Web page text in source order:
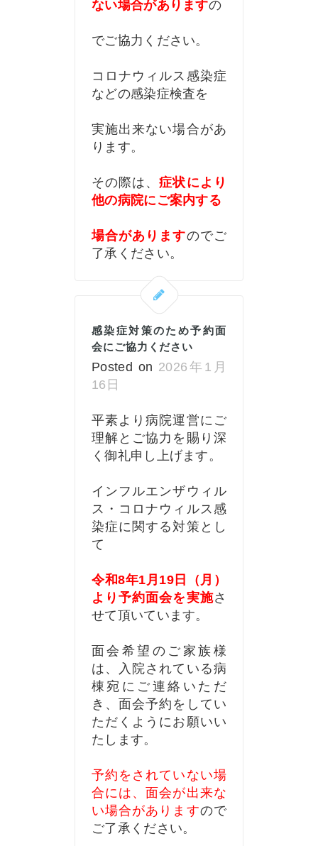
ない場合がありますの
でご協力ください。
コロナウィルス感染症
などの感染症検査を
実施出来ない場合があ
ります。
その際は、症状により
他の病院にご案内する
場合がありますのでご
了承ください。
感染症対策のため予約面
会にご協力ください
Posted on 2026年1月
16日
平素より病院運営にご
理解とご協力を賜り深
く御礼申し上げます。
インフルエンザウィル
ス・コロナウィルス感
染症に関する対策とし
て
令和8年1月19日（月）
より予約面会を実施さ
せて頂いています。
面会希望のご家族様
は、入院されている病
棟宛にご連絡いただ
き、面会予約をしてい
ただくようにお願いい
たします。
予約をされていない場
合には、面会が出来な
い場合がありますので
ご了承ください。